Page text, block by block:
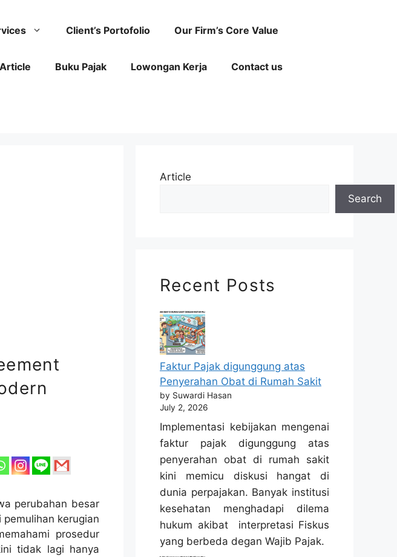
Client’s Portofolio Our Firm’s Core Value
Article Buku Pajak Lowongan Kerja Contact us
perubahan besar
kerugian
prosedur
tidak lagi hanya
Article
Search
Recent Posts
Faktur Pajak digunggung atas
Penyerahan Obat di Rumah Sakit
by Suwardi Hasan
July 2, 2026
Implementasi kebijakan mengenai
faktur pajak digunggung atas
penyerahan obat di rumah sakit
kini memicu diskusi hangat di
dunia perpajakan. Banyak institusi
kesehatan menghadapi dilema
hukum akibat interpretasi Fiskus
yang berbeda degan Wajib Pajak.